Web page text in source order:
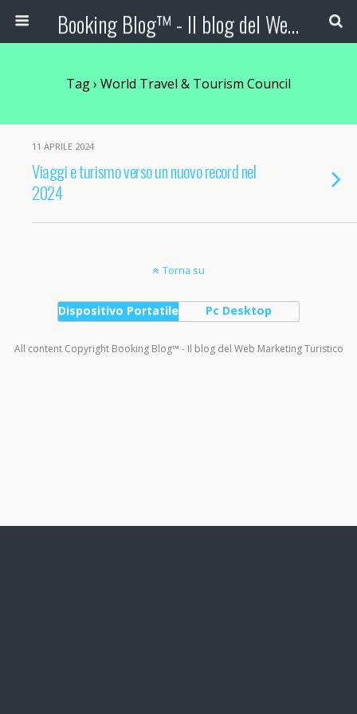
Booking Blog™ - Il blog del Web Marketing Turistico
Tag › World Travel & Tourism Council
11 APRILE 2024
Viaggi e turismo verso un nuovo record nel
2024
Torna su
Dispositivo Portatile Pc Desktop
All content Copyright Booking Blog™ - Il blog del Web Marketing Turistico